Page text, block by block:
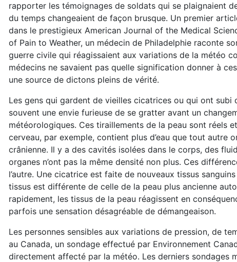
rapporter les témoignages de soldats qui se plaignaient
du temps changeaient de façon brusque. Un premier
dans le prestigieux American Journal of the Medical
of Pain to Weather, un médecin de Philadelphie raconte
guerre civile qui réagissaient aux variations de la météo
médecins ne savaient pas quelle signification donner à
une source de dictons pleins de vérité.
Les gens qui gardent de vieilles cicatrices ou qui ont
souvent une envie furieuse de se gratter avant un
météorologiques. Ces tiraillements de la peau sont réels
cerveau, par exemple, contient plus d’eau que tout autre
crânienne. Il y a des cavités isolées dans le corps, des
organes n’ont pas la même densité non plus. Ces
l’autre. Une cicatrice est faite de nouveaux tissus
tissus est différente de celle de la peau plus ancienne
rapidement, les tissus de la peau réagissent en
parfois une sensation désagréable de démangeaison.
Les personnes sensibles aux variations de pression, de
au Canada, un sondage effectué par Environnement
directement affecté par la météo. Les derniers sondages